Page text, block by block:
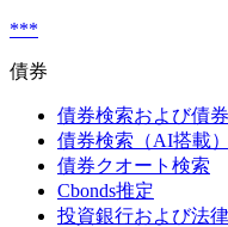
***
債券
債券検索および債
債券検索（AI搭載）
債券クオート検索
Cbonds推定
投資銀行および法